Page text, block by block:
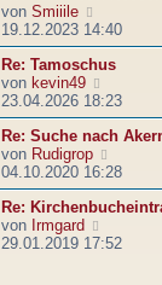
i
t
r
a
g
e
a
von Smiiile
e
u
e
s
t
e
r
B
e
i
t
r
a
19.12.2023 14:40
Re: Tamoschus
von kevin49
e
u
e
s
t
e
r
e
23.04.2026 18:23
Re: Suche nach
von Rudigrop
e
u
e
t
04.10.2020 16:28
Re:
von Irmgard
e
29.01.2019 17:52